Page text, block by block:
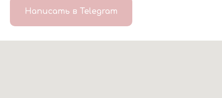
Написать в Telegram